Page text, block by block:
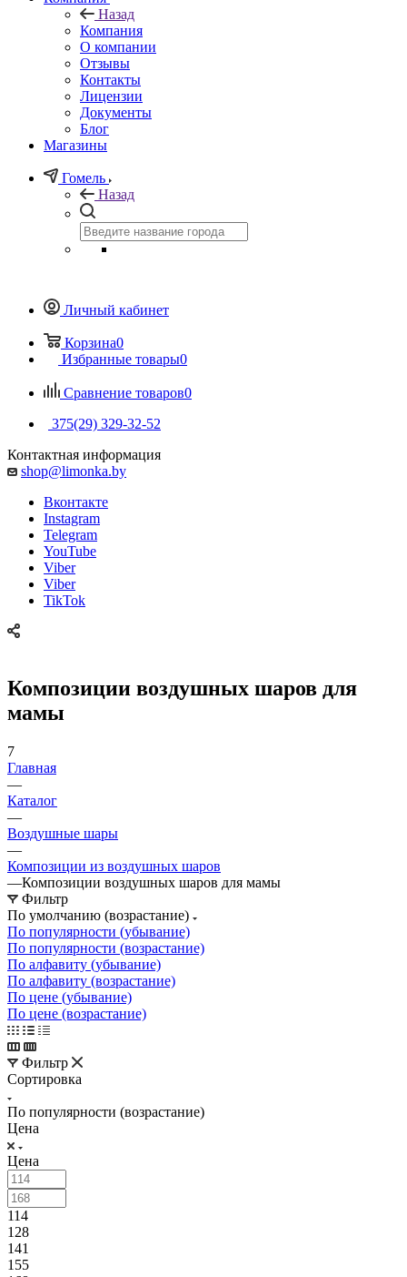
Назад
Компания
О компании
Отзывы
Контакты
Лицензии
Документы
Блог
Магазины
Гомель
Назад
Личный кабинет
Корзина0
Избранные товары0
Сравнение товаров0
375(29) 329-32-52
Контактная информация
shop@limonka.by
Вконтакте
Instagram
Telegram
YouTube
Viber
Viber
TikTok
Композиции воздушных шаров для
мамы
7
Главная
—
Каталог
—
Воздушные шары
—
Композиции из воздушных шаров
—Композиции воздушных шаров для мамы
Фильтр
По умолчанию (возрастание)
По популярности (убывание)
По популярности (возрастание)
По алфавиту (убывание)
По алфавиту (возрастание)
По цене (убывание)
По цене (возрастание)
Фильтр
Сортировка
По популярности (возрастание)
Цена
Цена
114
128
141
155